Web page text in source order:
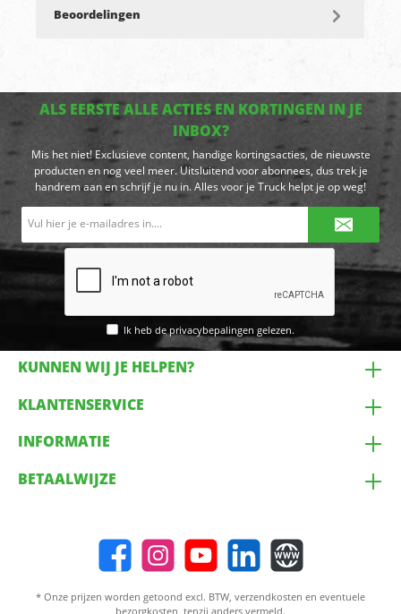
Beoordelingen
ALS EERSTE ALLE ACTIES EN KORTINGEN IN JE
INBOX?
Mis het niet! Exclusieve content, handige kortingsacties, de nieuwste
producten en nog veel meer. Uitsluitend voor abonnees, dus trek je
handrem aan en schrijf je nu in. Alles voor je Truck helpt je op weg!
Ik heb de privacybepalingen gelezen.
KUNNEN WIJ JE HELPEN?
KLANTENSERVICE
INFORMATIE
BETAALWIJZE
* Onze prijzen worden getoond excl. BTW, verzendkosten en eventuele
bezorgkosten, tenzij anders vermeld.